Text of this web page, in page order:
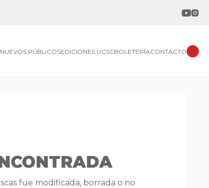
NUEVOS PÚBLICOSEDICIONES UCSCBOLETERÍACONTACTO
fue modificada, borrada o no